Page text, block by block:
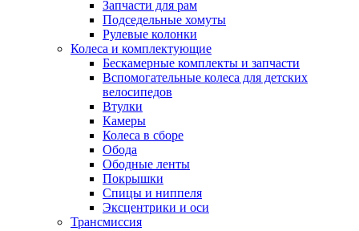
Запчасти для рам
Подседельные хомуты
Рулевые колонки
Колеса и комплектующие
Бескамерные комплекты и запчасти
Вспомогательные колеса для детских
велосипедов
Втулки
Камеры
Колеса в сборе
Обода
Ободные ленты
Покрышки
Спицы и ниппеля
Эксцентрики и оси
Трансмиссия